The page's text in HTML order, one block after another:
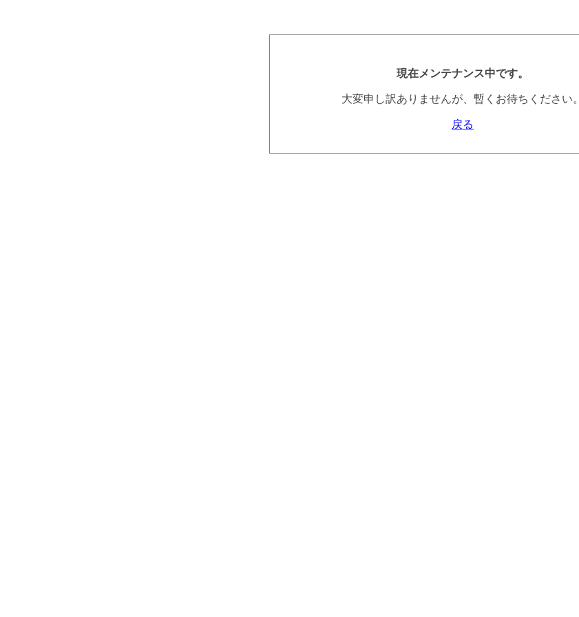
現在メンテナンス中です。
大変申し訳ありませんが、暫くお待ちください。
戻る